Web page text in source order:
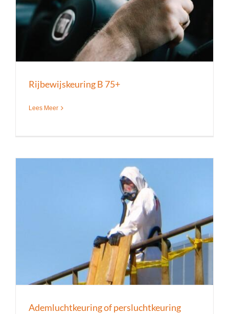
Rijbewijskeuring B 75+
Lees Meer
Ademluchtkeuring of persluchtkeuring